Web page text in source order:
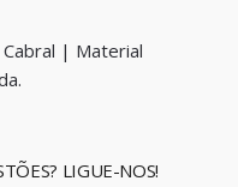
LIGUE-NOS!